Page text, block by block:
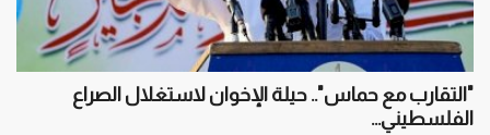
"التقارب مع حماس".. حيلة الإخوان لاستغلال الصراع
الفلسطيني...